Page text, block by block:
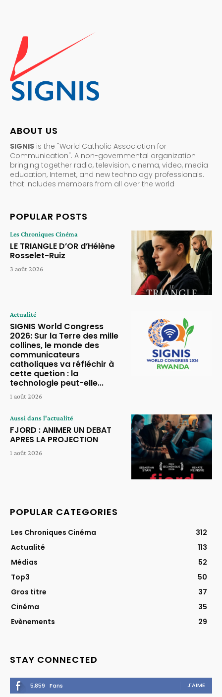
ABOUT US
SIGNIS is the "World Catholic Association for
Communication". A non-governmental organization
bringing together radio, television, cinema, video, media
education, Internet, and new technology professionals.
that includes members from all over the world
POPULAR POSTS
Les Chroniques Cinéma
LE TRIANGLE D’OR d’Hélène
Rosselet-Ruiz
3 août 2026
Actualité
SIGNIS World Congress
2026: Sur la Terre des mille
collines, le monde des
communicateurs
catholiques va réfléchir à
cette quetion : la
technologie peut-elle...
1 août 2026
Aussi dans l'actualité
FJORD : ANIMER UN DEBAT
APRES LA PROJECTION
1 août 2026
POPULAR CATEGORIES
Les Chroniques Cinéma
312
Actualité
113
Médias
52
Top3
50
Gros titre
37
Cinéma
35
Evènements
29
STAY CONNECTED
5,859 Fans J'AIME